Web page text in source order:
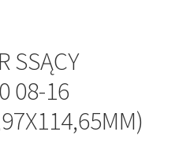
SSĄCY
08-16